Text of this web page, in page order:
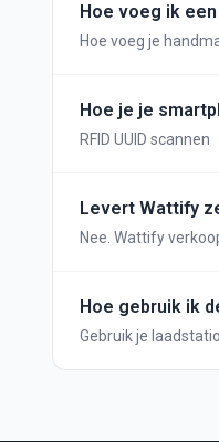
Hoe voeg ik
Hoe voeg je
Hoe je je
RFID UUID scannen
Levert Wattify
Nee. Wattify
Hoe gebruik ik